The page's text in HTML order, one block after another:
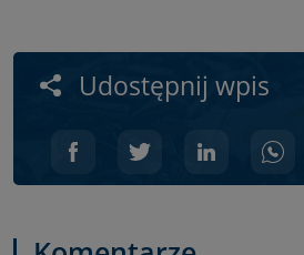
Udostępnij wpis